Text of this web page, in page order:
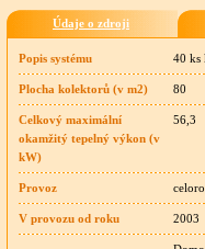
Údaje o zdroji
Popis systému 40 ks
Plocha kolektorů (v m2) 80
Celkový maximální
okamžitý tepelný výkon (v
kW)
56,3
Provoz
V provozu od roku 2003